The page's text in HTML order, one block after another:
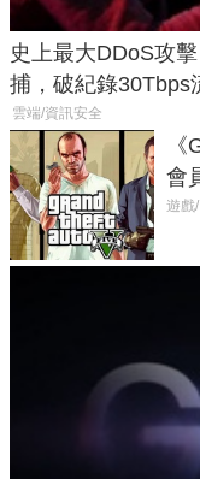
史上最大DDoS攻
捕，破紀錄30Tbps
雲端/資訊安全
會
在
遊戲